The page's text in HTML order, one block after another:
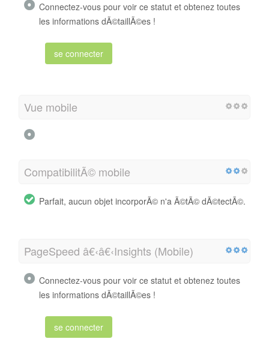
Connectez-vous pour voir ce statut et obtenez toutes
les informations dÃ©taillÃ©es !
se connecter
Vue mobile
CompatibilitÃ© mobile
Parfait, aucun objet incorporÃ© n'a Ã©tÃ© dÃ©tectÃ©.
PageSpeed â€‹â€‹Insights (Mobile)
Connectez-vous pour voir ce statut et obtenez toutes
les informations dÃ©taillÃ©es !
se connecter